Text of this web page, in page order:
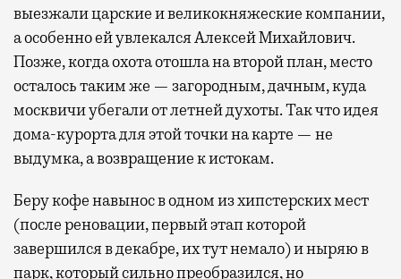
выезжали царские и великокняжеские компании,
а особенно ей увлекался Алексей Михайлович.
Позже, когда охота отошла на второй план, место
осталось таким же — загородным, дачным, куда
москвичи убегали от летней духоты. Так что идея
дома-курорта для этой точки на карте — не
выдумка, а возвращение к истокам.
Беру кофе навынос в одном из хипстерских мест
(после реновации, первый этап которой
завершился в декабре, их тут немало) и ныряю в
парк, который сильно преобразился, но